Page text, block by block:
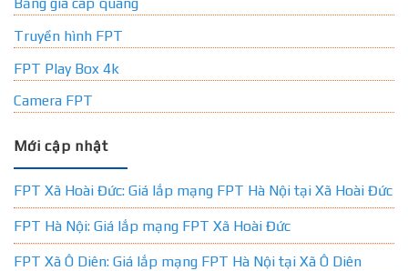
Bảng giá cáp quang
Truyền hình FPT
FPT Play Box 4k
Camera FPT
Mới cập nhật
FPT Xã Hoài Đức: Giá lắp mạng FPT Hà Nội tại Xã Hoài Đức
FPT Hà Nội: Giá lắp mạng FPT Xã Hoài Đức
FPT Xã Ô Diên: Giá lắp mạng FPT Hà Nội tại Xã Ô Diên